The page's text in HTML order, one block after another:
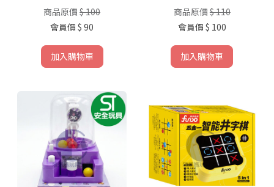
商品原價 $ 100
會員價 $ 90
加入購物車
商品原價 $ 110
會員價 $ 100
加入購物車